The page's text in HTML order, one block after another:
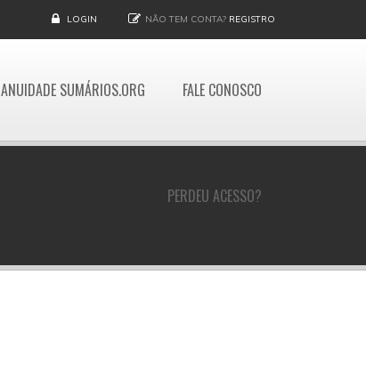
LOGIN NÃO TEM CONTA? REGISTRO
ANUIDADE SUMÁRIOS.ORG FALE CONOSCO
PERDEU ACESSO?